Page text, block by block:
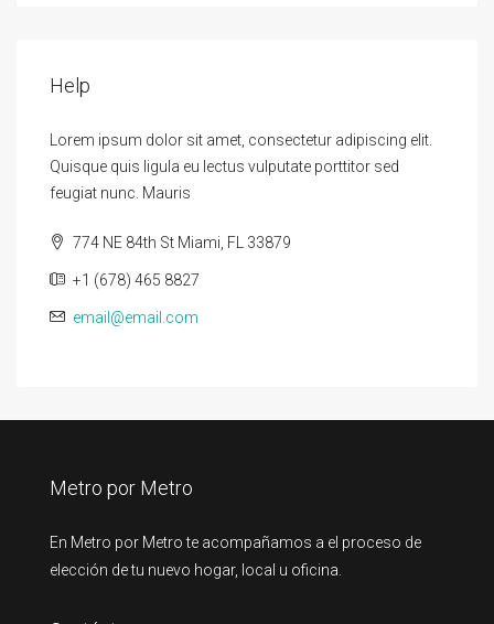
Help
Lorem ipsum dolor sit amet, consectetur adipiscing elit.
Quisque quis ligula eu lectus vulputate porttitor sed
feugiat nunc. Mauris
774 NE 84th St Miami, FL 33879
+1 (678) 465 8827
email@email.com
Metro por Metro
En Metro por Metro te acompañamos a el proceso de
elección de tu nuevo hogar, local u oficina.